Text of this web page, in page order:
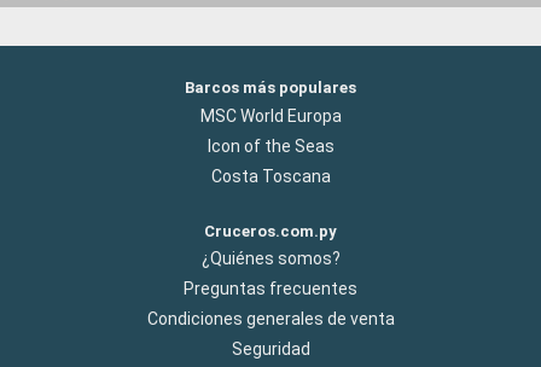
Barcos más populares
MSC World Europa
Icon of the Seas
Costa Toscana
Cruceros.com.py
¿Quiénes somos?
Preguntas frecuentes
Condiciones generales de venta
Seguridad